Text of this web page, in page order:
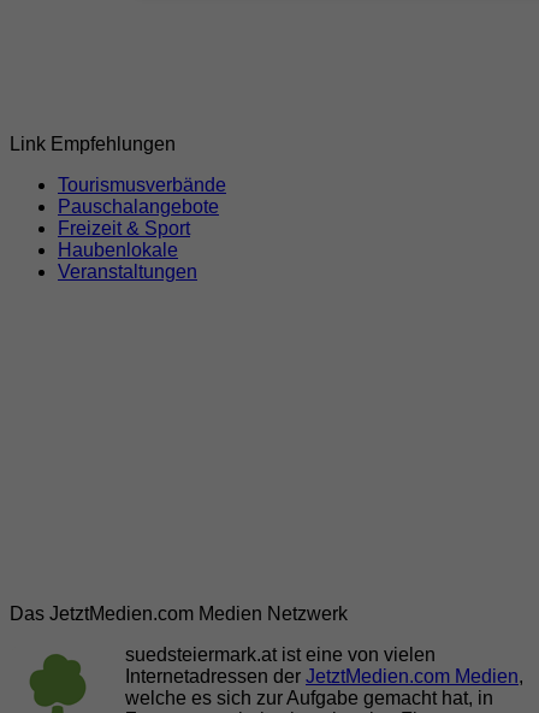
Link Empfehlungen
Tourismusverbände
Pauschalangebote
Freizeit & Sport
Haubenlokale
Veranstaltungen
Das JetztMedien.com Medien Netzwerk
suedsteiermark.at ist eine von vielen
Internetadressen der JetztMedien.com Medien,
welche es sich zur Aufgabe gemacht hat, in